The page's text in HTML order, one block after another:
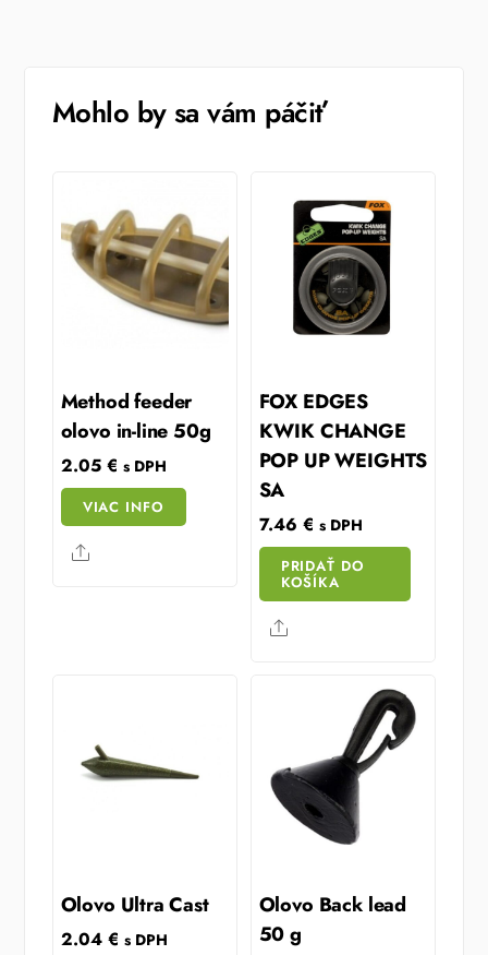
Mohlo by sa vám páčiť
Method feeder
olovo in-line 50g
2.05 € s DPH
VIAC INFO
Share
FOX EDGES
KWIK CHANGE
POP UP WEIGHTS
SA
7.46 € s DPH
PRIDAŤ DO
KOŠÍKA
Share
Olovo Ultra Cast
2.04 € s DPH
Olovo Back lead
50 g